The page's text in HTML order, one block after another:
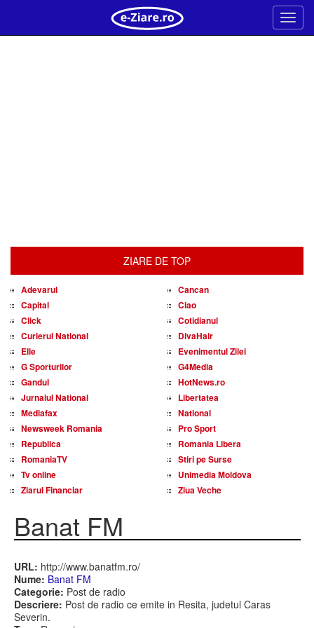
Meniu
ZIARE DE TOP
Adevarul
Cancan
Capital
Ciao
Click
Cotidianul
Curierul National
DivaHair
Elle
Evenimentul Zilei
G Sporturilor
G4Media
Gandul
HotNews.ro
Jurnalul National
Libertatea
Mediafax
National
Newsweek Romania
Pro Sport
Republica
Romania Libera
RomaniaTV
Stiri pe Surse
Tv online
Unimedia Moldova
Ziarul Financiar
Ziua Veche
Banat FM
URL: http://www.banatfm.ro/
Nume: Banat FM
Categorie: Post de radio
Descriere: Post de radio ce emite in Resita, judetul Caras
Severin.